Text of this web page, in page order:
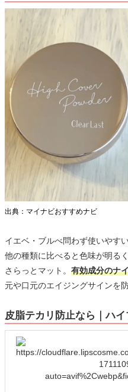
出典：マイナビおすすめナビ
イエベ・ブルべ問わず使いやす
他の種類に比べると色味が明る
さらっとマット。 有効成分のナ
元や口元のエイジングサインを
皮脂テカリ防止なら｜ハ